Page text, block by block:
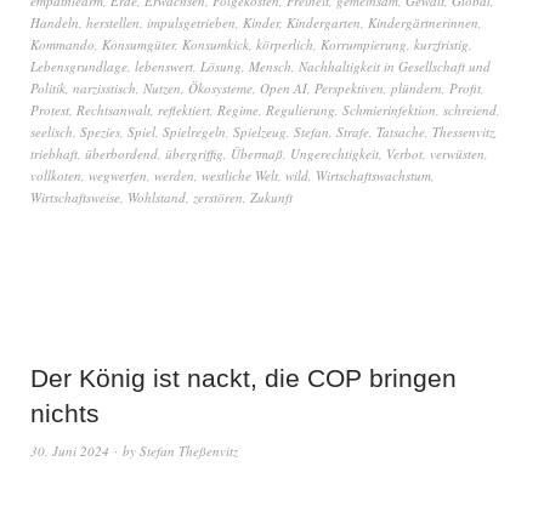
Handeln, herstellen, impulsgetrieben, Kinder, Kindergarten, Kindergärtnerinnen,
Kommando, Konsumgüter, Konsumkick, körperlich, Korrumpierung, kurzfristig,
Lebensgrundlage, lebenswert, Lösung, Mensch, Nachhaltigkeit in Gesellschaft und
Politik, narzisstisch, Nutzen, Ökosysteme, Open AI, Perspektiven, plündern, Profit,
Protest, Rechtsanwalt, reflektiert, Regime, Regulierung, Schmierinfektion, schreiend,
seelisch, Spezies, Spiel, Spielregeln, Spielzeug, Stefan, Strafe, Tatsache, Thessenvitz,
triebhaft, überbordend, übergriffig, Übermaß, Ungerechtigkeit, Verbot, verwüsten,
vollkoten, wegwerfen, werden, westliche Welt, wild, Wirtschaftswachstum,
Wirtschaftsweise, Wohlstand, zerstören, Zukunft
Der König ist nackt, die COP bringen
nichts
30. Juni 2024 by Stefan Theßenvitz